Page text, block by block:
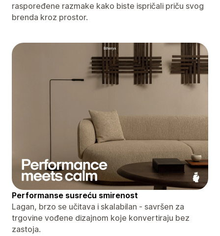
raspoređene razmake kako biste ispričali priču svog
brenda kroz prostor.
Performanse susreću smirenost
Lagan, brzo se učitava i skalabilan - savršen za
trgovine vođene dizajnom koje konvertiraju bez
zastoja.